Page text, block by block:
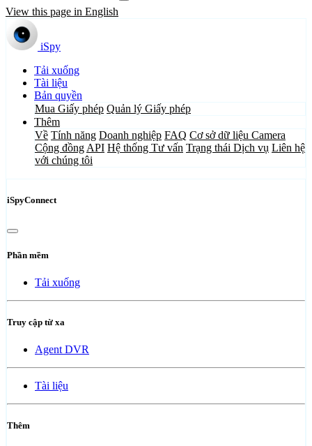
View this page in English
iSpy
Tải xuống
Tài liệu
Bản quyền
Mua Giấy phép Quản lý Giấy phép
Thêm
Về Tính năng Doanh nghiệp FAQ Cơ sở dữ liệu Camera
Cộng đồng API Hệ thống Tư vấn Trạng thái Dịch vụ Liên hệ
với chúng tôi
iSpyConnect
Phần mềm
Tải xuống
Truy cập từ xa
Agent DVR
Tài liệu
Thêm